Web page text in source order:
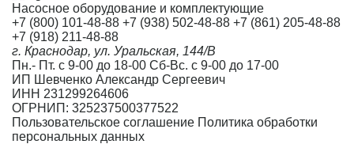
Насосное оборудование и комплектующие
+7 (800) 101-48-88 +7 (938) 502-48-88 +7 (861) 205-48-88
+7 (918) 211-48-88
г. Краснодар, ул. Уральская, 144/В
Пн.- Пт. с 9-00 до 18-00 Сб-Вс. с 9-00 до 17-00
ИП Шевченко Александр Сергеевич
ИНН 231299264606
ОГРНИП: 325237500377522
Пользовательское соглашение Политика обработки
персональных данных